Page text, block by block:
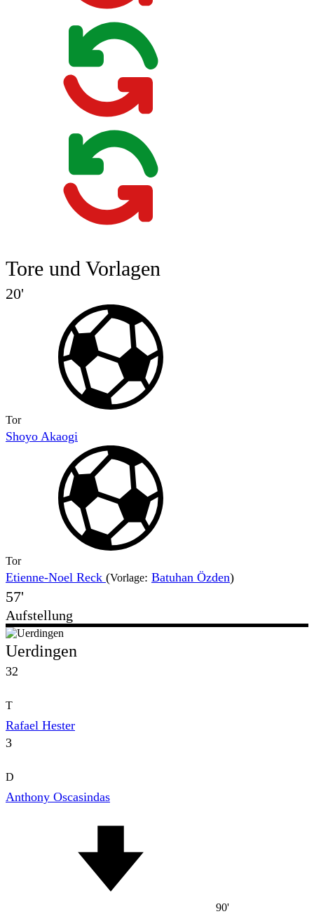
Tore und Vorlagen
20'
Tor
Shoyo Akaogi
Tor
Etienne-Noel Reck (Vorlage: Batuhan Özden)
57'
Aufstellung
Uerdingen
32
T
Rafael Hester
3
D
Anthony Oscasindas
90'